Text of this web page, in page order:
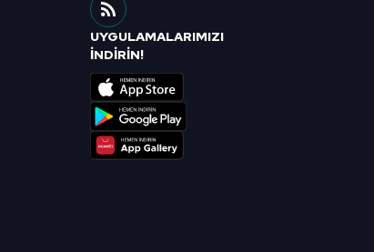
UYGULAMALARIMIZI
İNDİRİN!